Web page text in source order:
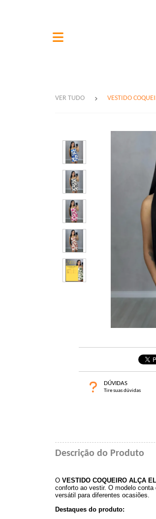
VER TUDO VESTIDO
DÚVIDAS
Tire suas dúvidas
Descrição do Produto
O VESTIDO COQUEIRO ALÇA
conforto ao vestir. O modelo conta
versátil para diferentes ocasiões.
Destaques do produto: